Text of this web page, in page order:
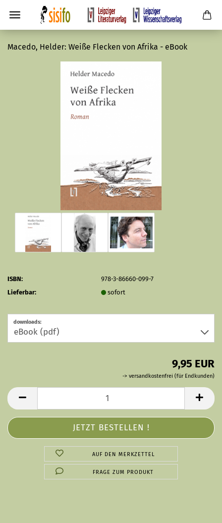
Macedo, Helder: Weiße Flecken von Afrika - eBook
ISBN:
978-3-86660-099-7
Lieferbar:
sofort
downloads:
9,95 EUR
-> versandkostenfrei (für Endkunden)
AUF DEN MERKZETTEL
FRAGE ZUM PRODUKT